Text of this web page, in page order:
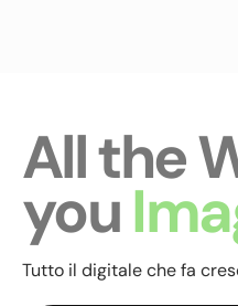
All the
you
Tutto il digitale che fa